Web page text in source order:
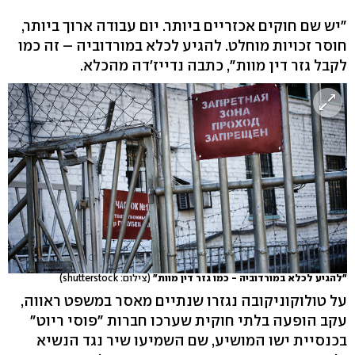
"יש שם חוקים אכזריים ביותר. יום עבודה ארוך ביותר,
חוסר זכויות מוחלט. להגיע לכלא במורדוביה – זה כמו
לקבל גזר דין מוות", כתבה נדייז'דה מהכלא.
"להגיע לכלא במורדוביה - כמו גזר דין מוות" (צילום: shutterstock)
על טולוקוניקובה נגזרו שנתיים מאסר במשפט ראווה,
עקב הופעה בלתי חוקית שערכו חברות "פוסי ריוט"
בכנסיית ישו המושיע, שם השמיעו שיר נגד הנשיא